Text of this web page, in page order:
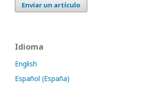
Enviar un artículo
Idioma
English
Español (España)